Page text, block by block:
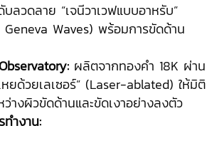
บลวดลาย “เจนีวาเวฟแบบอาหรับ”
Geneva Waves) พร้อมการขัดด้าน
ผลิตจากทองคำ 18K ผ่าน
หยด้วยเลเซอร์” (Laser-ablated) ให้มิติ
างผิวขัดด้านและขัดเงาอย่างลงตัว
ำงาน: